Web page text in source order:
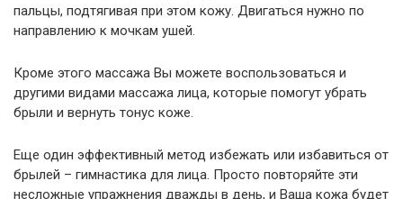
пальцы, подтягивая при этом кожу. Двигаться нужно по
направлению к мочкам ушей.
Кроме этого массажа Вы можете воспользоваться и
другими видами массажа лица, которые помогут убрать
брыли и вернуть тонус коже.
Еще один эффективный метод избежать или избавиться от
брылей – гимнастика для лица. Просто повторяйте эти
несложные упражнения дважды в день, и Ваша кожа будет